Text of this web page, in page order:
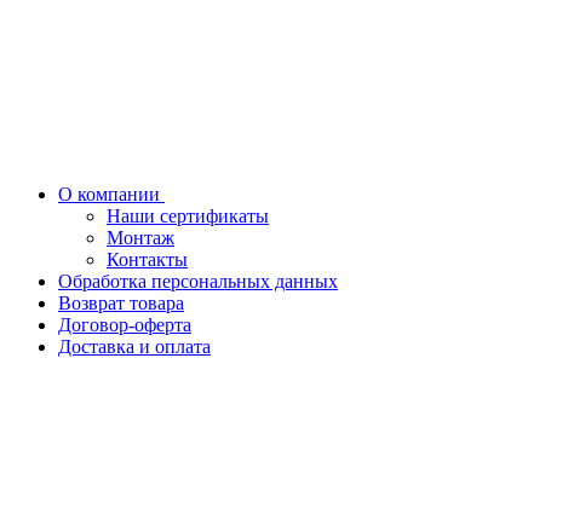
О компании
Наши сертификаты
Монтаж
Контакты
Обработка персональных данных
Возврат товара
Договор-оферта
Доставка и оплата